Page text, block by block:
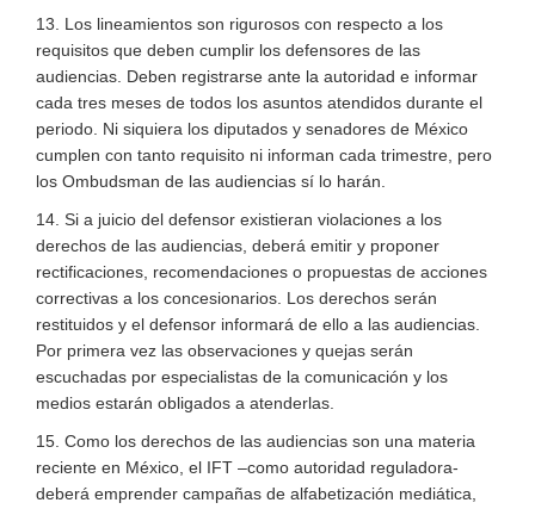
13. Los lineamientos son rigurosos con respecto a los
requisitos que deben cumplir los defensores de las
audiencias. Deben registrarse ante la autoridad e informar
cada tres meses de todos los asuntos atendidos durante el
periodo. Ni siquiera los diputados y senadores de México
cumplen con tanto requisito ni informan cada trimestre, pero
los Ombudsman de las audiencias sí lo harán.
14. Si a juicio del defensor existieran violaciones a los
derechos de las audiencias, deberá emitir y proponer
rectificaciones, recomendaciones o propuestas de acciones
correctivas a los concesionarios. Los derechos serán
restituidos y el defensor informará de ello a las audiencias.
Por primera vez las observaciones y quejas serán
escuchadas por especialistas de la comunicación y los
medios estarán obligados a atenderlas.
15. Como los derechos de las audiencias son una materia
reciente en México, el IFT –como autoridad reguladora-
deberá emprender campañas de alfabetización mediática,